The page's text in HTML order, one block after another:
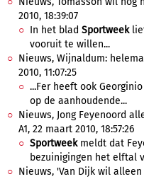
2010, 18:39:07
In het blad Sportweek
vooruit te willen...
Nieuws, Wijnaldum:
2010, 11:07:25
...Fer heeft ook
op de aanhoudende...
Nieuws, Jong Feyenoord
A1, 22 maart 2010, 18:57:26
Sportweekmeldt dat
bezuinigingen het elftal
Nieuws, 'Van Dijk wil